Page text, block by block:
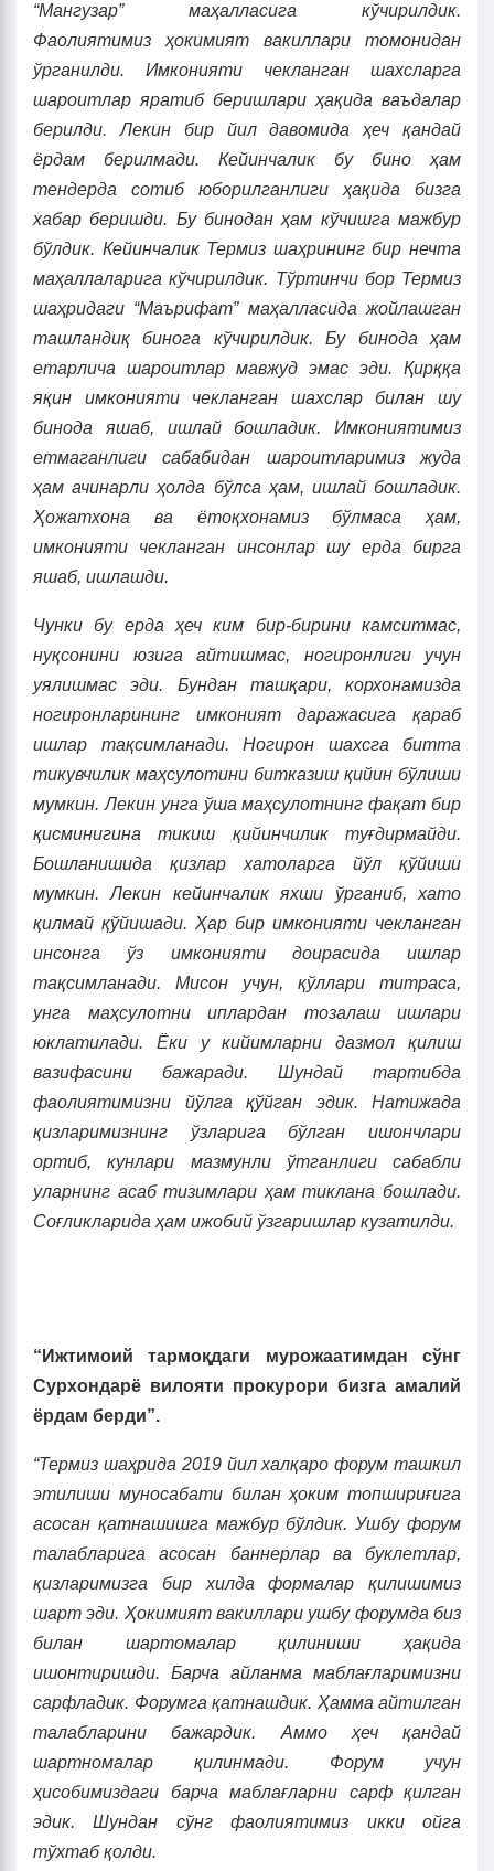
“Мангузар” маҳалласига кўчирилдик.
Фаолиятимиз ҳокимият вакиллари томонидан
ўрганилди. Имконияти чекланган шахсларга
шароитлар яратиб беришлари ҳақида ваъдалар
берилди. Лекин бир йил давомида ҳеч қандай
ёрдам берилмади. Кейинчалик бу бино ҳам
тендерда сотиб юборилганлиги ҳақида бизга
хабар беришди. Бу бинодан ҳам кўчишга мажбур
бўлдик. Кейинчалик Термиз шаҳрининг бир нечта
маҳаллаларига кўчирилдик. Тўртинчи бор Термиз
шаҳридаги “Маърифат” маҳалласида жойлашган
ташландиқ бинога кўчирилдик. Бу бинода ҳам
етарлича шароитлар мавжуд эмас эди. Қирққа
яқин имконияти чекланган шахслар билан шу
бинода яшаб, ишлай бошладик. Имкониятимиз
етмаганлиги сабабидан шароитларимиз жуда
ҳам ачинарли ҳолда бўлса ҳам, ишлай бошладик.
Ҳожатхона ва ётоқхонамиз бўлмаса ҳам,
имконияти чекланган инсонлар шу ерда бирга
яшаб, ишлашди.
Чунки бу ерда ҳеч ким бир-бирини камситмас,
нуқсонини юзига айтишмас, ногиронлиги учун
уялишмас эди. Бундан ташқари, корхонамизда
ногиронларининг имконият даражасига қараб
ишлар тақсимланади. Ногирон шахсга битта
тикувчилик маҳсулотини битказиш қийин бўлиши
мумкин. Лекин унга ўша маҳсулотнинг фақат бир
қисминигина тикиш қийинчилик туғдирмайди.
Бошланишида қизлар хатоларга йўл қўйиши
мумкин. Лекин кейинчалик яхши ўрганиб, хато
қилмай қўйишади. Ҳар бир имконияти чекланган
инсонга ўз имконияти доирасида ишлар
тақсимланади. Мисон учун, қўллари титраса,
унга маҳсулотни иплардан тозалаш ишлари
юклатилади. Ёки у кийимларни дазмол қилиш
вазифасини бажаради. Шундай тартибда
фаолиятимизни йўлга қўйган эдик. Натижада
қизларимизнинг ўзларига бўлган ишончлари
ортиб, кунлари мазмунли ўтганлиги сабабли
уларнинг асаб тизимлари ҳам тиклана бошлади.
Соғликларида ҳам ижобий ўзгаришлар кузатилди.
“Ижтимоий тармоқдаги мурожаатимдан сўнг
Сурхондарё вилояти прокурори бизга амалий
ёрдам берди”.
“Термиз шаҳрида 2019 йил халқаро форум ташкил
этилиши муносабати билан ҳоким топшириғига
асосан қатнашишга мажбур бўлдик. Ушбу форум
талабларига асосан баннерлар ва буклетлар,
қизларимизга бир хилда формалар қилишимиз
шарт эди. Ҳокимият вакиллари ушбу форумда биз
билан шартомалар қилиниши ҳақида
ишонтиришди. Барча айланма маблағларимизни
сарфладик. Форумга қатнашдик. Ҳамма айтилган
талабларини бажардик. Аммо ҳеч қандай
шартномалар қилинмади. Форум учун
ҳисобимиздаги барча маблағларни сарф қилган
эдик. Шундан сўнг фаолиятимиз икки ойга
тўхтаб қолди.